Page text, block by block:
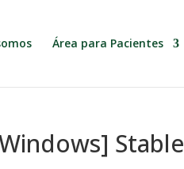
Área para Pacientes
Stable